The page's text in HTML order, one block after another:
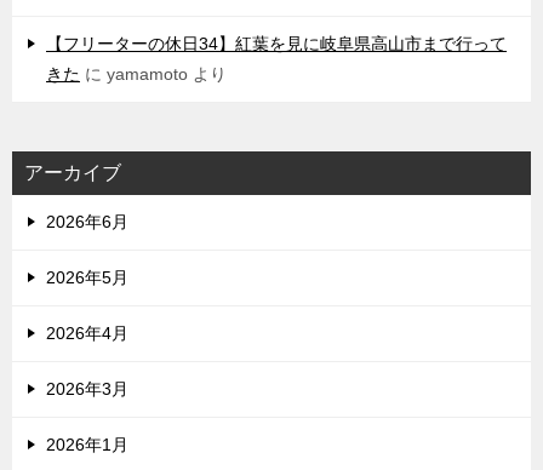
【フリーターの休日34】紅葉を見に岐阜県高山市まで行って
きた に yamamoto より
アーカイブ
2026年6月
2026年5月
2026年4月
2026年3月
2026年1月